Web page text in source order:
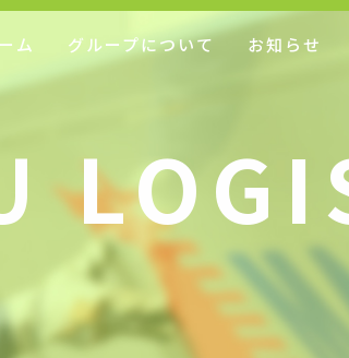
ム グループについて お知らせ